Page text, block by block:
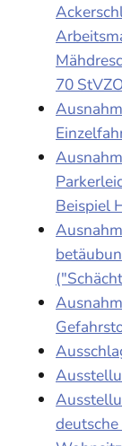
70
Beispiel